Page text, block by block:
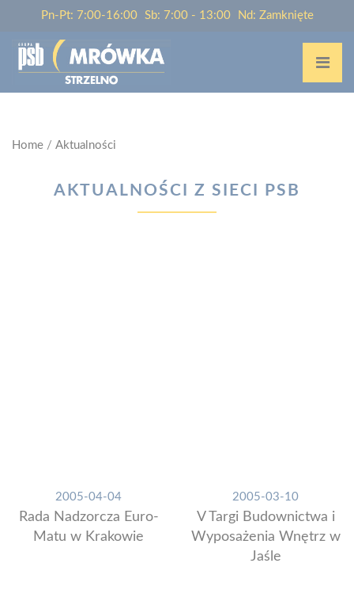
Pn-Pt: 7:00-16:00 Sb: 7:00 - 13:00 Nd: Zamknięte
Home / Aktualności
AKTUALNOŚCI Z SIECI PSB
2005-04-04
Rada Nadzorcza Euro-
Matu w Krakowie
2005-03-10
V Targi Budownictwa i
Wyposażenia Wnętrz w
Jaśle